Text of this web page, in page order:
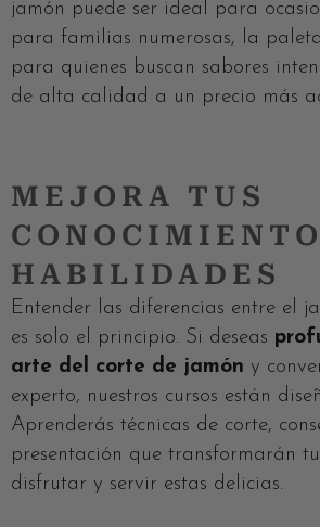
jamón puede ser ideal para
para familias numerosas, la
para quienes buscan sabores
de alta calidad a un precio más
MEJORA TUS
HABILIDADES
Entender las diferencias entre el
es solo el principio. Si deseas
arte del corte de jamón y
experto, nuestros cursos están
Aprenderás técnicas de corte,
presentación que transformarán
disfrutar y servir estas delicias.